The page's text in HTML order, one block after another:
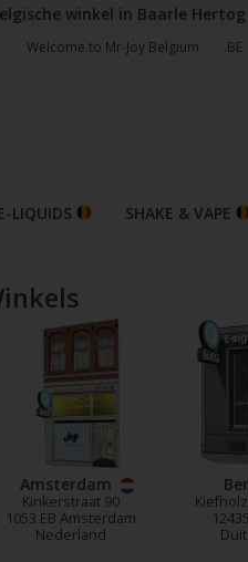
winkel in Baarle Hertog
Welcome to Mr-Joy Belgium .BE
LIQUIDS SHAKE & VAPE
Amsterdam
Kinkerstraat 90
1053 EB Amsterdam
Nederland